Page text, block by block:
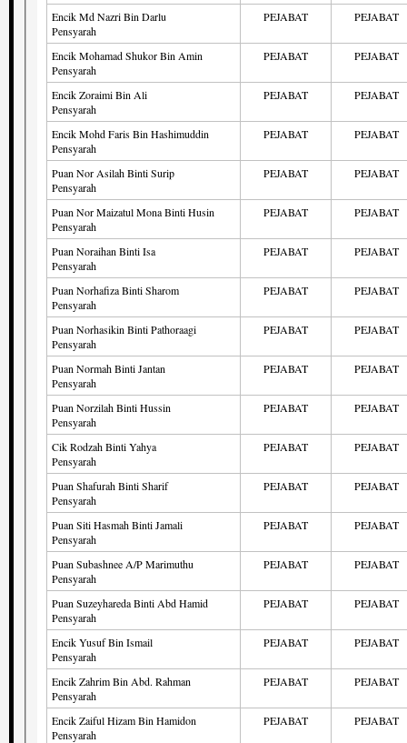
Encik Md Nazri Bin Darlu
Pensyarah
PEJABAT PEJABAT
Encik Mohamad Shukor Bin Amin
Pensyarah
PEJABAT PEJABAT
Encik Zoraimi Bin Ali
Pensyarah
PEJABAT PEJABAT
Encik Mohd Faris Bin Hashimuddin
Pensyarah
PEJABAT PEJABAT
Puan Nor Asilah Binti Surip
Pensyarah
PEJABAT PEJABAT
Puan Nor Maizatul Mona Binti Husin
Pensyarah
PEJABAT PEJABAT
Puan Noraihan Binti Isa
Pensyarah
PEJABAT PEJABAT
Puan Norhafiza Binti Sharom
Pensyarah
PEJABAT PEJABAT
Puan Norhasikin Binti Pathoraagi
Pensyarah
PEJABAT PEJABAT
Puan Normah Binti Jantan
Pensyarah
PEJABAT PEJABAT
Puan Norzilah Binti Hussin
Pensyarah
PEJABAT PEJABAT
Cik Rodzah Binti Yahya
Pensyarah
PEJABAT PEJABAT
Puan Shafurah Binti Sharif
Pensyarah
PEJABAT PEJABAT
Puan Siti Hasmah Binti Jamali
Pensyarah
PEJABAT PEJABAT
Puan Subashnee A/P Marimuthu
Pensyarah
PEJABAT PEJABAT
Puan Suzeyhareda Binti Abd Hamid
Pensyarah
PEJABAT PEJABAT
Encik Yusuf Bin Ismail
Pensyarah
PEJABAT PEJABAT
Encik Zahrim Bin Abd. Rahman
Pensyarah
PEJABAT PEJABAT
Encik Zaiful Hizam Bin Hamidon
Pensyarah
PEJABAT PEJABAT